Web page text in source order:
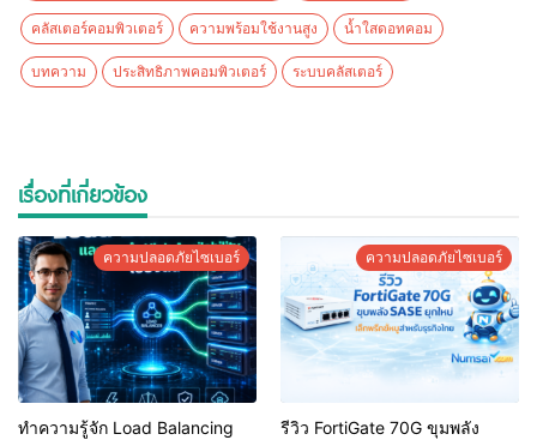
คลัสเตอร์คอมพิวเตอร์ ความพร้อมใช้งานสูง น้ำใสดอทคอม
บทความ ประสิทธิภาพคอมพิวเตอร์ ระบบคลัสเตอร์
เรื่องที่เกี่ยวข้อง
ความปลอดภัยไซเบอร์
ทำความรู้จัก Load Balancing
ความปลอดภัยไซเบอร์
รีวิว FortiGate 70G ขุมพลัง